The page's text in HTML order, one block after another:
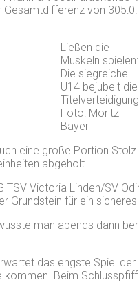
von 305:0.
Ließen die
Muskeln spielen:
Die siegreiche
U14 bejubelt die
Titelverteidigung.
Foto: Moritz
Bayer
eine große Portion
abgeholt.
Victoria Linden/SV
für ein
man abends dann
das engste Spiel
Beim Schlusspfiff